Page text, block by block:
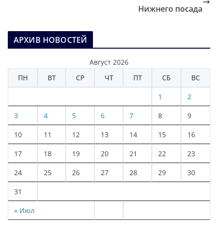
Нижнего посада
АРХИВ НОВОСТЕЙ
Август 2026
ПН
ВТ СР ЧТ ПТ СБ ВС
« Июл
1 2
3 4 5 6 7 8 9
10 11 12 13 14 15 16
17 18 19 20 21 22 23
24 25 26 27 28 29 30
31